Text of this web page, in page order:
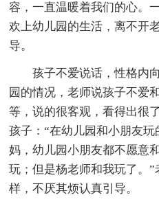
容，一直温暖着我们的心。
欢上幼儿园的生活，离不开
导。
孩子不爱说话，性格内
园的情况，老师说孩子不爱
等，说的很客观，看得出很
孩子：“在幼儿园和小朋友
妈，幼儿园小朋友都不愿意
玩；但是杨老师和我玩了。
样，不厌其烦认真引导。